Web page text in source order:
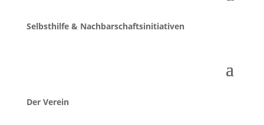
Selbsthilfe & Nachbarschaftsinitiativen
Der Verein